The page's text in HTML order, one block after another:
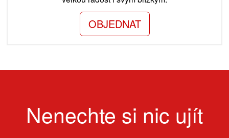
OBJEDNAT
Nenechte si nic ujít